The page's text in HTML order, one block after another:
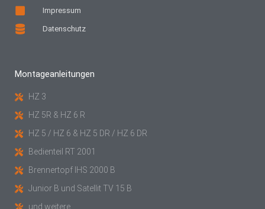
Impressum
Datenschutz
Montageanleitungen
HZ 3
HZ 5R & HZ 6 R
HZ 5 / HZ 6 & HZ 5 DR / HZ 6 DR
Bedienteil RT 2001
Brennertopf IHS 2000 B
Junior B und Satellit TV 15 B
und weitere